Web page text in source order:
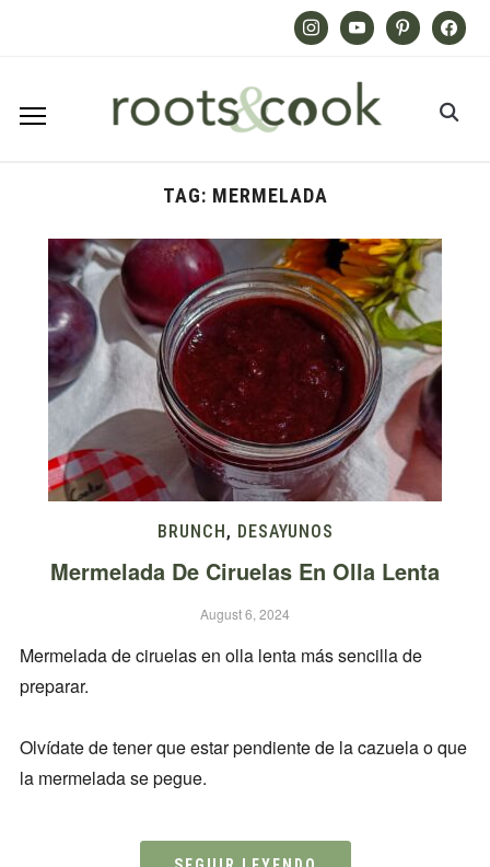
InstagramYoutube PinterestFacebook
TAG: MERMELADA
BRUNCH , DESAYUNOS
Mermelada De Ciruelas En Olla Lenta
August 6, 2024
Mermelada de ciruelas en olla lenta más sencilla de
preparar.
Olvídate de tener que estar pendiente de la cazuela o que
la mermelada se pegue.